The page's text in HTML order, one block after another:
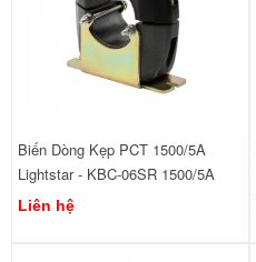
Biến Dòng Kẹp PCT 1500/5A
Lightstar - KBC-06SR 1500/5A
Liên hệ